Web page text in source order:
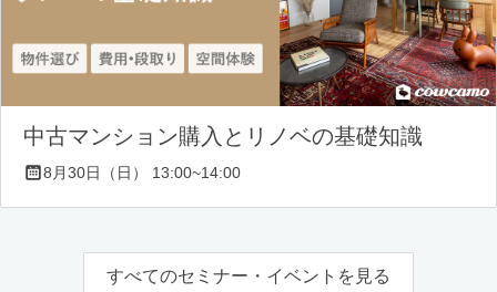
中古マンション購入とリノベの基礎知識
8月30日（日） 13:00~14:00
すべてのセミナー・イベントを見る